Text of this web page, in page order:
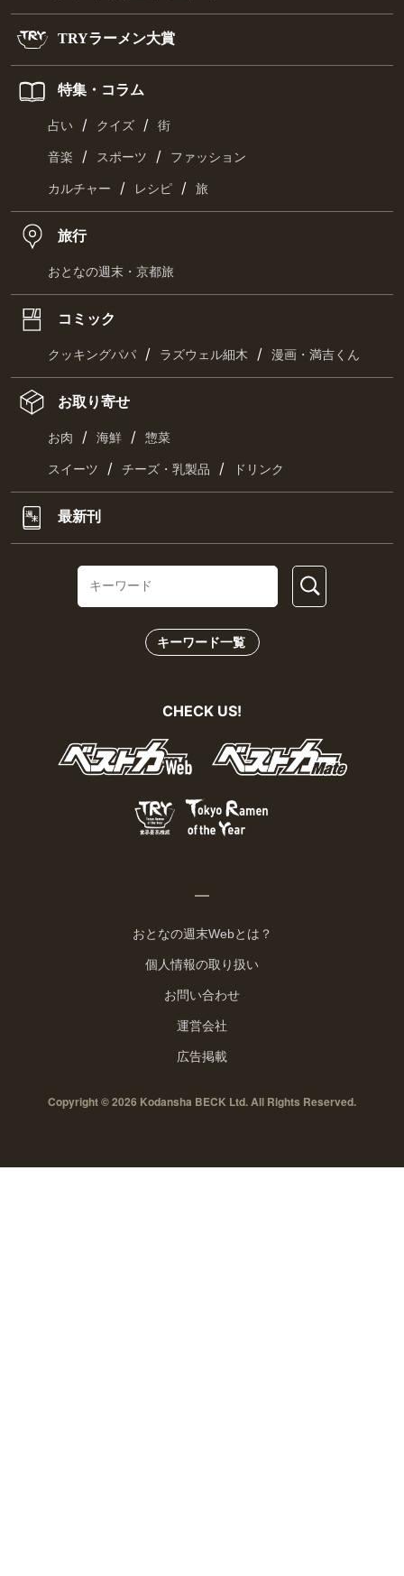
TRYラーメン大賞
特集・コラム
占い / クイズ / 街
音楽 / スポーツ / ファッション
カルチャー / レシピ / 旅
旅行
おとなの週末・京都旅
コミック
クッキングパパ / ラズウェル細木 / 漫画・満吉くん
お取り寄せ
お肉 / 海鮮 / 惣菜
スイーツ / チーズ・乳製品 / ドリンク
最新刊
キーワード一覧
CHECK US!
おとなの週末Webとは？
個人情報の取り扱い
お問い合わせ
運営会社
広告掲載
Copyright © 2026 Kodansha BECK Ltd. All Rights Reserved.